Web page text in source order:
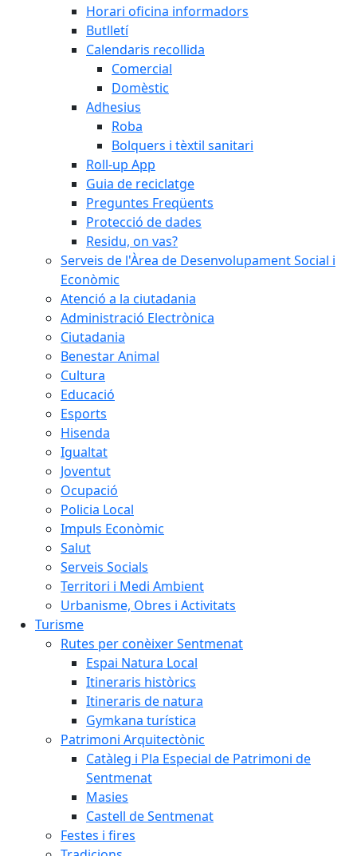
Horari oficina informadors
Butlletí
Calendaris recollida
Comercial
Domèstic
Adhesius
Roba
Bolquers i tèxtil sanitari
Roll-up App
Guia de reciclatge
Preguntes Freqüents
Protecció de dades
Residu, on vas?
Serveis de l'Àrea de Desenvolupament Social i
Econòmic
Atenció a la ciutadania
Administració Electrònica
Ciutadania
Benestar Animal
Cultura
Educació
Esports
Hisenda
Igualtat
Joventut
Ocupació
Policia Local
Impuls Econòmic
Salut
Serveis Socials
Territori i Medi Ambient
Urbanisme, Obres i Activitats
Turisme
Rutes per conèixer Sentmenat
Espai Natura Local
Itineraris històrics
Itineraris de natura
Gymkana turística
Patrimoni Arquitectònic
Catàleg i Pla Especial de Patrimoni de
Sentmenat
Masies
Castell de Sentmenat
Festes i fires